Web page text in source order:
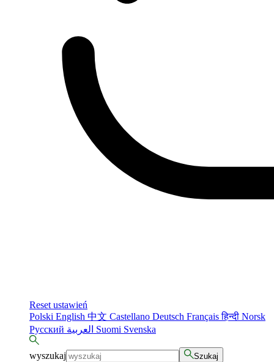
Reset ustawień
Polski English 中文 Castellano Deutsch Françaisहिन्दी Norsk
Русский
Suomi Svenska
wyszukaj Szukaj